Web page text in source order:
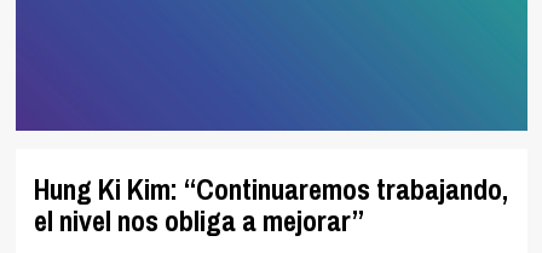
Hung Ki Kim: “Continuaremos trabajando,
el nivel nos obliga a mejorar”